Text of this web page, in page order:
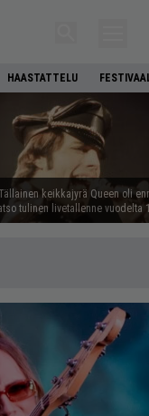
HAASTATTELU
keikkajyrä Queen oli
tulinen livetallenne vuodelta